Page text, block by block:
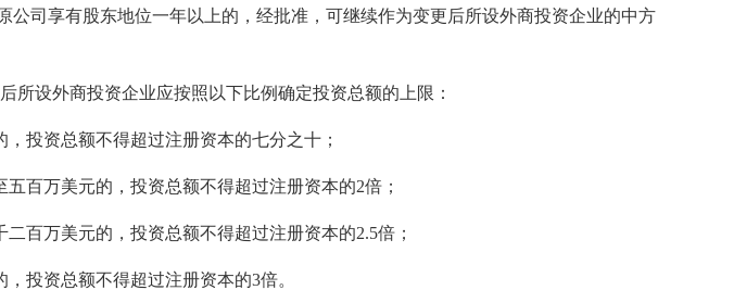
司享有股东地位一年以上的，经批准，可继续作为变更后所设外商投资企业的中方
设外商投资企业应按照以下比例确定投资总额的上限：
资总额不得超过注册资本的七分之十；
万美元的，投资总额不得超过注册资本的2倍；
万美元的，投资总额不得超过注册资本的2.5倍；
投资总额不得超过注册资本的3倍。